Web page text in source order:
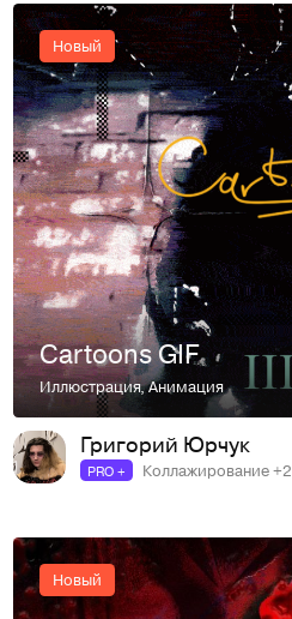
Новый
Cartoons GIF
Иллюстрация,Анимация
Григорий Юрчук
PRO + Коллажирование +2
Новый